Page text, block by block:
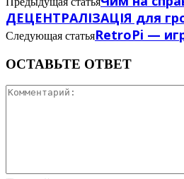
ДЕЦЕНТРАЛІЗАЦІЯ для
Следующая статьяRetroPi —
ОСТАВЬТЕ ОТВЕТ